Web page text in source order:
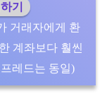
기
거래자에게 환
계좌보다 훨씬
레드는 동일)